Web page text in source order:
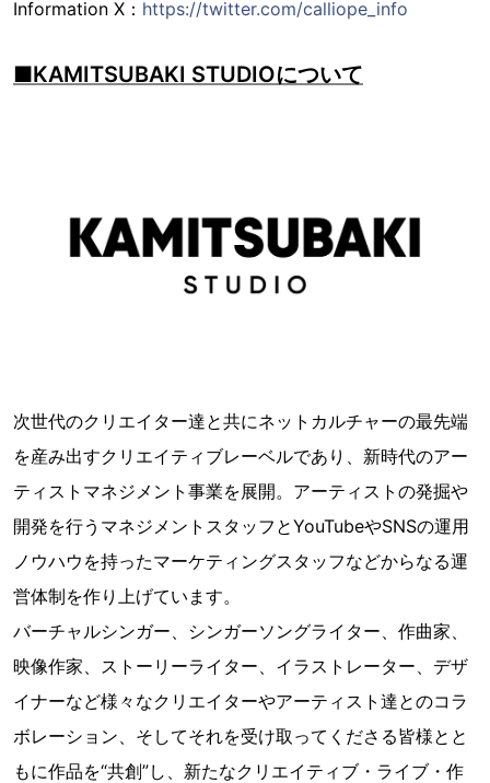
Information X： https://twitter.com/calliope_info
■KAMITSUBAKI STUDIOについて
次世代のクリエイター達と共にネットカルチャーの最先端
を産み出すクリエイティブレーベルであり、新時代のアー
ティストマネジメント事業を展開。アーティストの発掘や
開発を行うマネジメントスタッフとYouTubeやSNSの運用
ノウハウを持ったマーケティングスタッフなどからなる運
営体制を作り上げています。
バーチャルシンガー、シンガーソングライター、作曲家、
映像作家、ストーリーライター、イラストレーター、デザ
イナーなど様々なクリエイターやアーティスト達とのコラ
ボレーション、そしてそれを受け取ってくださる皆様とと
もに作品を“共創”し、新たなクリエイティブ・ライブ・作